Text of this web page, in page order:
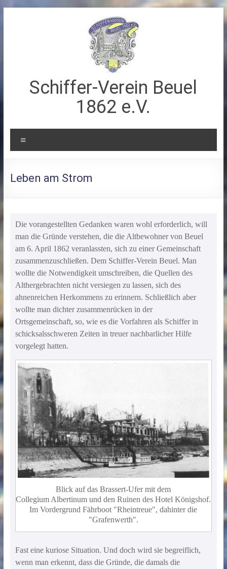
Schiffer-Verein Beuel
1862 e.V.
Leben am Strom
Die vorangestellten Gedanken waren wohl erforderlich, will
man die Gründe verstehen, die die Altbewohner von Beuel
am 6. April 1862 veranlassten, sich zu einer Gemeinschaft
zusammenzuschließen. Dem Schiffer-Verein Beuel. Man
wollte die Notwendigkeit umschreiben, die Quellen des
Althergebrachten nicht versiegen zu lassen, sich des
ahnenreichen Herkommens zu erinnern. Schließlich aber
wollte man dichter zusammenrücken in der
Ortsgemeinschaft, so, wie es die Vorfahren als Schiffer in
schicksalsschweren Zeiten in treuer nachbarlicher Hilfe
vorgelegt hatten.
Blick auf das Brassert-Ufer mit dem
Collegium Albertinum und den Ruinen des Hotel Königshof.
Im Vordergrund Fährboot "Rheintreue", dahinter die
"Grafenwerth".
Fast eine kuriose Situation. Und doch wird sie begreiflich,
wenn man erkennt, dass die Gründe, die damals die